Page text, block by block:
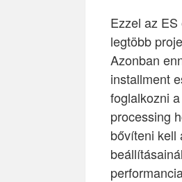
Ezzel az
legtöbb
Azonban
installment
foglalkozni
processing
bővíteni kell